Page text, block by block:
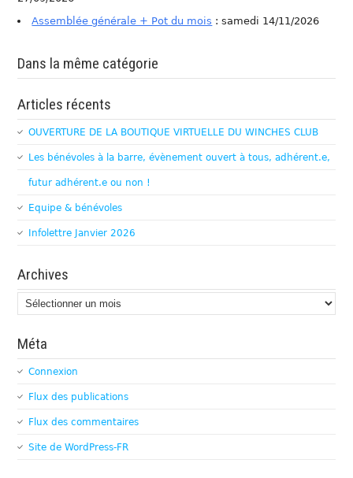
Assemblée générale + Pot du mois : samedi 14/11/2026
Dans la même catégorie
Articles récents
OUVERTURE DE LA BOUTIQUE VIRTUELLE DU WINCHES CLUB
Les bénévoles à la barre, évènement ouvert à tous, adhérent.e,
futur adhérent.e ou non !
Equipe & bénévoles
Infolettre Janvier 2026
Archives
Archives
Méta
Connexion
Flux des publications
Flux des commentaires
Site de WordPress-FR